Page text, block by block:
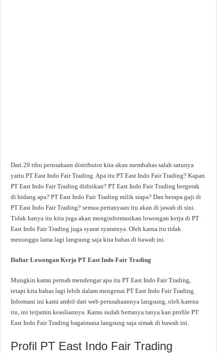
Dari 29 ribu perusahaan distributor kita akan membahas salah satunya
yaitu PT East Indo Fair Trading. Apa itu PT East Indo Fair Trading? Kapan
PT East Indo Fair Trading didirikan? PT East Indo Fair Trading bergerak
di bidang apa? PT East Indo Fair Trading milik siapa? Dan berapa gaji di
PT East Indo Fair Trading? semua pertanyaan itu akan di jawab di sini.
Tidak hanya itu kita juga akan menginformasikan lowongan kerja di PT
East Indo Fair Trading juga syarat syaratnya. Oleh karna itu tidak
menunggu lama lagi langsung saja kita bahas di bawah ini.
Daftar Lowongan Kerja PT East Indo Fair Trading
Mungkin kamu pernah mendengar apa itu PT East Indo Fair Trading,
tetapi kita bahas lagi lebih dalam mengenai PT East Indo Fair Trading.
Informasi ini kami ambil dari web perusahaannya langsung, oleh karena
itu, ini terjamin keasliannya. Kamu sudah bertanya tanya kan profile PT
East Indo Fair Trading bagaimana langsung saja simak di bawah ini.
Profil PT East Indo Fair Trading